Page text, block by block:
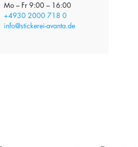
Mo – Fr 9:00 – 16:00
+4930 2000 718 0
info@stickerei-avanta.de